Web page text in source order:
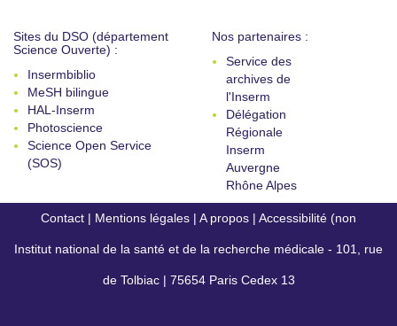
Sites du DSO (département
Science Ouverte) :
Insermbiblio
MeSH bilingue
HAL-Inserm
Photoscience
Science Open Service
(SOS)
Nos partenaires :
Service des
archives de
l'Inserm
Délégation
Régionale
Inserm
Auvergne
Rhône Alpes
Contact | Mentions légales | A propos | Accessibilité (non
conforme)
Institut national de la santé et de la recherche médicale - 101, rue
de Tolbiac | 75654 Paris Cedex 13